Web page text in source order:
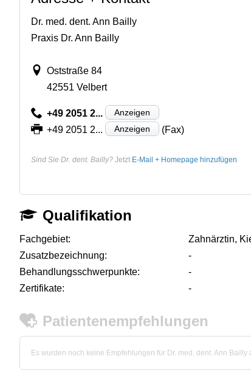
Dr. med. dent. Ann Bailly
Praxis Dr. Ann Bailly
Oststraße 84
42551 Velbert
+49 2051 2... Anzeigen
+49 2051 2... Anzeigen (Fax)
Sind Sie Dr. dent. Bailly? Jetzt E-Mail + Homepage hinzufügen
Qualifikation
Fachgebiet:
Zahnärztin,
Zusatzbezeichnung:
-
Behandlungsschwerpunkte:
-
Zertifikate:
-
Patientenempfehlungen
Es wurden noch keine Empfehlungen für Dr. med. dent. Ann Bailly